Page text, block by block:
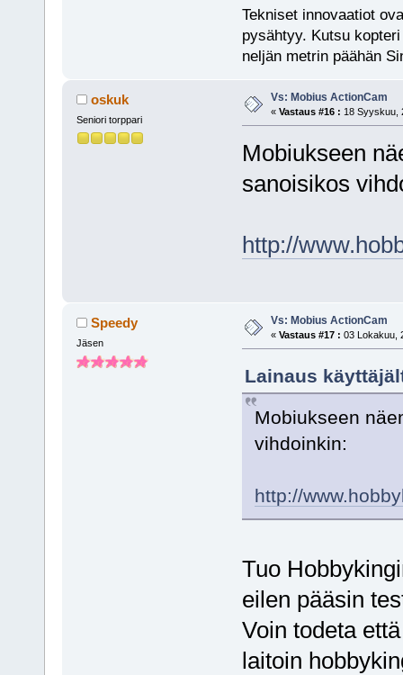
Tekniset innovaatiot
pysähtyy. Kutsu
neljän metrin päähän
oskuk
Seniori torppari
Vs: Mobius ActionCam
« Vastaus #16 : 18 Syyskuu,
Mobiukseen
sanoisikos
http://
Speedy
Jäsen
Vs: Mobius ActionCam
« Vastaus #17 : 03 Lokakuu,
Lainaus
Mobiukseen
vihdoinkin:
http://
Tuo
eilen pääsin
Voin todeta
laitoin